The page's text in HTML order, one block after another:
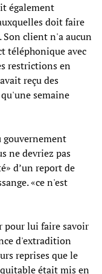
également
doit faire
Son client n'a aucun
téléphonique avec
restrictions en
reçu des
semaine
gouvernement
ne devriez pas
d’un report de
«ce n'est
pour lui faire savoir
d'extradition
reprises que le
était mis en